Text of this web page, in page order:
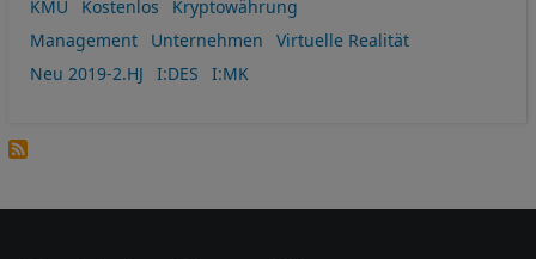
KMU
Kostenlos
Kryptowährung
Management
Unternehmen
Virtuelle Realität
Neu 2019-2.HJ
I:DES I:MK